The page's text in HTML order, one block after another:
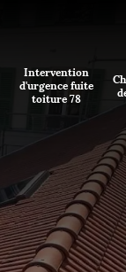
Intervention
d'urgence fuite
toiture 78